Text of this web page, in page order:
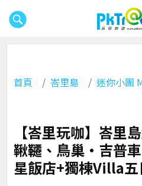
首頁 峇里島
迷你小團
【峇里玩咖】峇里
鞦韆、鳥巢‧吉普
星飯店+獨棟Villa五